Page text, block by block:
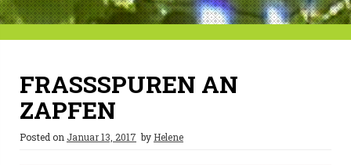
FRASSSPUREN AN Z
APFEN
Posted on Januar 13, 2017 by Helene